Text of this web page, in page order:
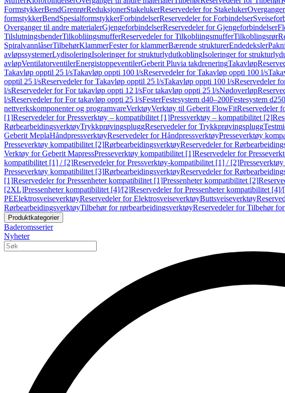
FormstykkerBendGrenrørReduksjonerStakelukerReservedeler for StakelukerOverganger
formstykkerBendSpesialformstykkerForbindelserReservedeler for Forbindelser
Overganger til andre materialerGjengeforbindelserReservedeler for Gjengeforbindelser
TilslutningsbenderTilkobliingsmufferReservedeler for TilkobliingsmufferTilkoblingsrør
SpiralvannlåserTilbehørKlammerFester for klammerBærende strukturerEndedeksler
avløpssystemerLydisoleringIsoleringer for strukturlydutkoblingIsoleringer for
avløpVentilatorventilerEnergistoppeventilerGeberit Pluvia takdreneringTakavløp
Takavløp opptil 25 l/sTakavløp oppti 100 l/sReservedeler for Takavløp oppti 100 l/s
opptil 25 l/sReservedeler for Takavløp opptil 25 l/sTakavløp oppti 100 l/sReservedeler
l/sReservedeler for For takavløp oppti 12 l/sFor takavløp oppti 25 l/sNødoverløp
l/sReservedeler for For takavløp oppti 25 l/sFesterFestesystem d40–200Festesystem
nettverkskomponenter og programvareVerktøyVerktøy til Geberit FlowFitReservedeler
[1]Reservedeler for Pressverktøy – kompatibilitet [1]Pressverktøy – kompatibilitet [2]
RørbearbeidingsverktøyTrykkprøvingspluggReservedeler for Trykkprøvingsplugg
Geberit MeplaHåndpressverktøyReservedeler for HåndpressverktøyPresseverktøy
Presseverktøy kompatibilitet [2]RørbearbeidingsverktøyReservedeler for
Verktøy for Geberit MapressPresseverktøy kompatibilitet [1]Reservedeler for
kompatibilitet [1] / [2]Reservedeler for Pressverktøy-kompatibilitet [1] / [2]
Presseverktøy kompatibilitet [3]RørbearbeidingsverktøyReservedeler for
[1]Reservedeler for Pressenheter kompatibilitet [1]Pressenheter kompatibilitet [2]
[2XL]Pressenheter kompatibilitet [4]/[2]Reservedeler for Pressenheter kompatibilitet [4]/
PEElektrosveiseverktøyReservedeler for ElektrosveiseverktøyButtsveiseverktøy
RørbearbeidingsverktøyTilbehør for rørbearbeidingsverktøyReservedeler for Tilbehør
Produktkategorier
Baderomsserier
Nyheter